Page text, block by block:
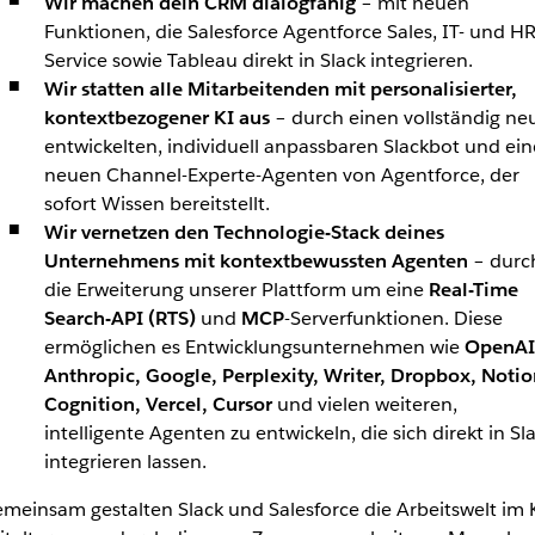
Funktionen, die Salesforce Agentforce Sales, IT- und
Service sowie Tableau direkt in Slack integrieren.
Wir statten alle Mitarbeitenden mit personalisierter,
kontextbezogener KI aus– durch einen vollständig
entwickelten, individuell anpassbaren Slackbot und
neuen Channel-Experte-Agenten von Agentforce, der
sofort Wissen bereitstellt.
Wir vernetzen den Technologie-Stack deines
Unternehmens mit kontextbewussten Agenten –
die Erweiterung unserer Plattform um eine Real-Time
Search-API (RTS)und MCP-Serverfunktionen. Diese
ermöglichen es Entwicklungsunternehmen wie
Anthropic, Google, Perplexity, Writer, Dropbox,
Cognition, Vercel, Cursorund vielen weiteren,
intelligente Agenten zu entwickeln, die sich direkt in
integrieren lassen.
gestalten Slack und Salesforce die Arbeitswelt im